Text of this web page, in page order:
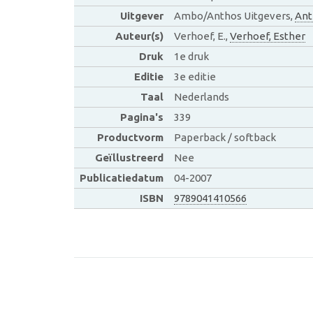
Uitgever
Ambo/Anthos Uitgevers,
Auteur(s)
Verhoef, E., Verhoef, Esther
Druk
1e druk
Editie
3e editie
Taal
Nederlands
Pagina's
339
Productvorm
Paperback / softback
Geïllustreerd
Nee
Publicatiedatum
04-2007
ISBN
9789041410566